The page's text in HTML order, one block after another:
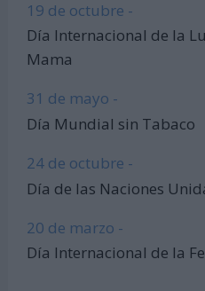
19 de octubre -
Día Internacional de la
Mama
31 de mayo -
Día Mundial sin Tabaco
24 de octubre -
Día de las Naciones
20 de marzo -
Día Internacional de la